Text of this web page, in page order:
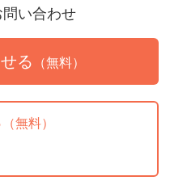
い合わせ
る （無料）
（無料）